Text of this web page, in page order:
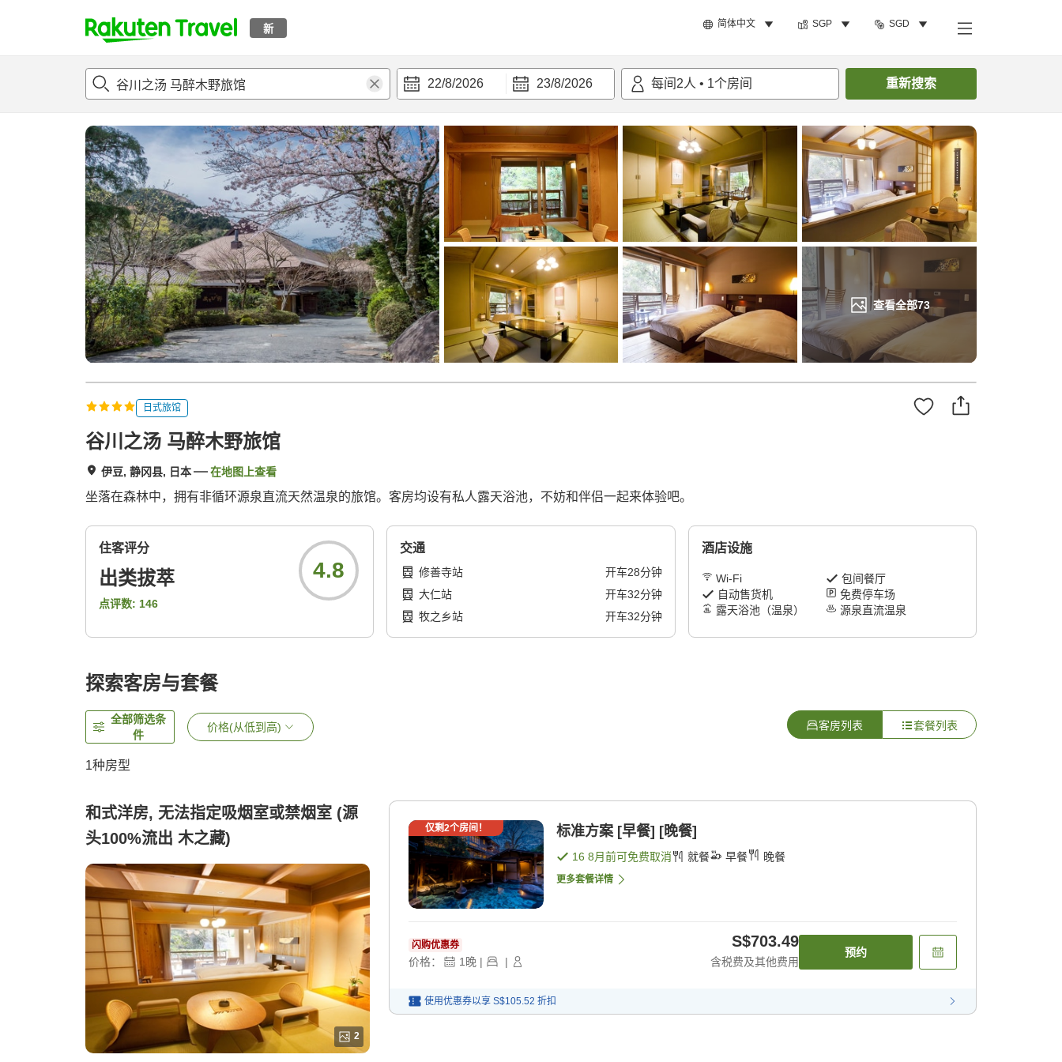
新 简体中文 SGP SGD
t
p
a
g
e
_
s
e
a
r
c
h
22/8/2026 23/8/2026 每间 2人 • 1个房间 重新搜索
查看全部73
概况 客房及住宿套餐评论设施 搜索客房
日式旅馆
谷川之汤 马醉木野旅馆
伊豆, 静冈县, 日本 在地图上查看
坐落在森林中，拥有非循环源泉直流天然温泉的旅馆。客房均设有私人露天浴池，不妨和伴侣一起来体验吧。
住客评分
出类拔萃
点评数: 146
4.8
交通
修善寺站 开车28分钟
大仁站
开车32分钟
牧之乡站
开车32分钟
酒店设施
Wi-Fi
包间餐厅
自动售货机
免费停车场
露天浴池（温泉）
源泉直流温泉
探索客房与套餐
全部筛选条
件
价格(从低到高) 客房列表 套餐列表
1种房型
和式洋房, 无法指定吸烟室或禁烟室 (源
头100%流出 木之藏)
2
仅剩2个房间！ 标准方案 [早餐] [晚餐]
16 8月前可免费取消 就餐 早餐 晚餐
更多套餐详情
闪购优惠券
价格： 1晚 | |
S$703.49
含税费及其他费用
预约
使用优惠券以享 S$105.52 折扣